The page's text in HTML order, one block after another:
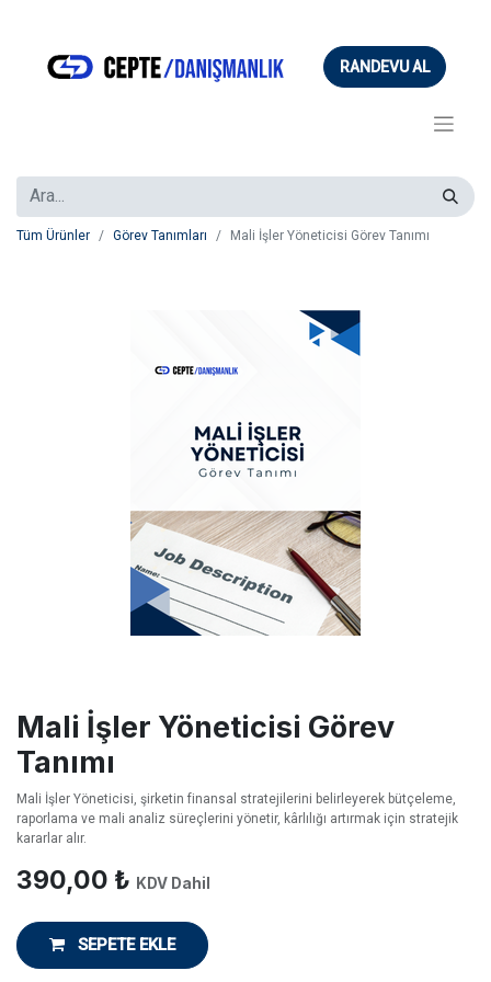
RANDEVU AL
Tüm Ürünler Görev Tanımları Mali İşler Yöneticisi Görev Tanımı
Mali İşler Yöneticisi Görev
Tanımı
Mali İşler Yöneticisi, şirketin finansal stratejilerini belirleyerek bütçeleme,
raporlama ve mali analiz süreçlerini yönetir, kârlılığı artırmak için stratejik
kararlar alır.
390,00 ₺ KDV Dahil
SEPETE EKLE